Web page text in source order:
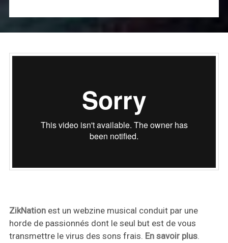
ZikNationest un webzine musical conduit par une
horde de passionnés dont le seul but est de vous
transmettre le virus des sons frais. En savoir plus.